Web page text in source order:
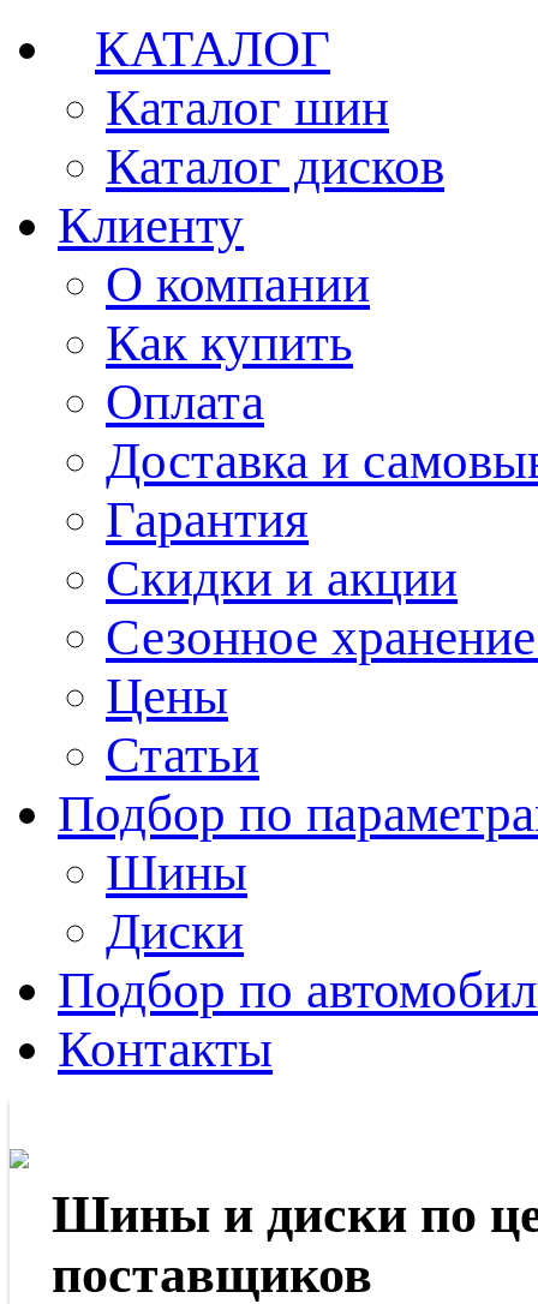
КАТАЛОГ
Каталог шин
Каталог дисков
Клиенту
О компании
Как купить
Оплата
Доставка и
Гарантия
Скидки и акции
Сезонное
Цены
Статьи
Подбор по
Шины
Диски
Подбор по
Контакты
Шины и диски по
поставщиков